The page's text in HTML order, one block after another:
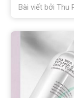
Bài viết bởiThu